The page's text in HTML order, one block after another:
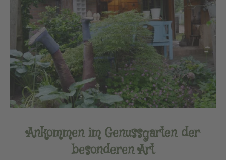
Ankommen im Genussgarten der
besonderen Art